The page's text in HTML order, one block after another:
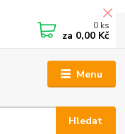
Menu
Hledat
0 ks
za 0,00 Kč